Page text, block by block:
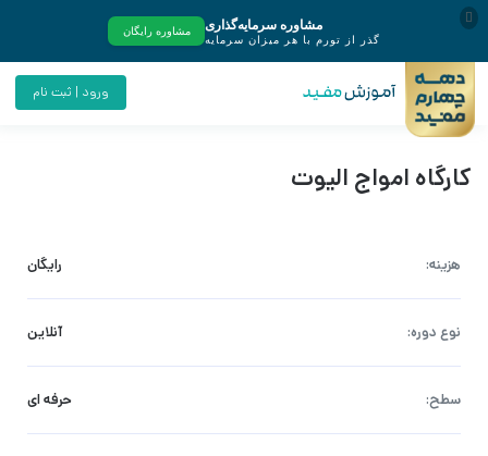
ورود | ثبت نام
کارگاه امواج الیوت
هزینه: رایگان
نوع دوره: آنلاین
سطح: حرفه ای